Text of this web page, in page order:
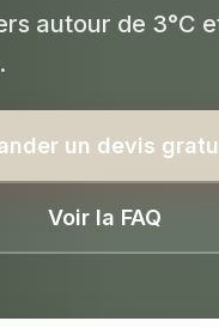
autour de 3°C
un devis
Voir la FAQ